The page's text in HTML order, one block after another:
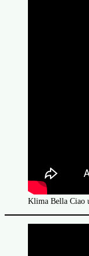
Klima Bella Ciao